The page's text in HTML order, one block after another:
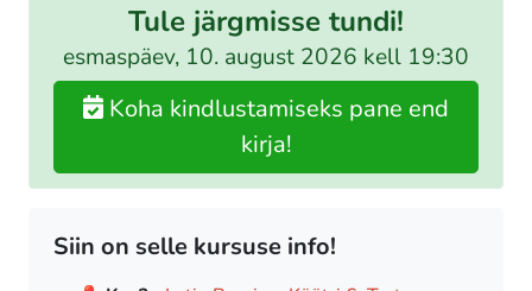
Tule järgmisse tundi!
esmaspäev, 10. august 2026 kell 19:30
Koha kindlustamiseks pane end
kirja!
Siin on selle kursuse info!